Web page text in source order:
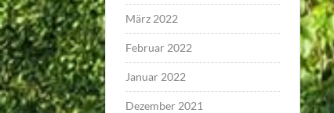
März 2022
Februar 2022
Januar 2022
Dezember 2021